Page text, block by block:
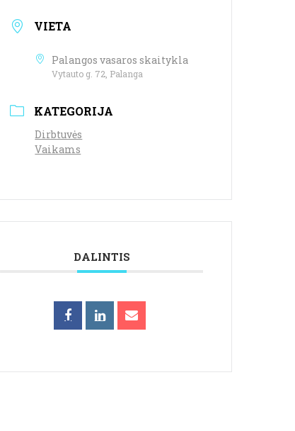
VIETA
Palangos vasaros skaitykla
Vytauto g. 72, Palanga
KATEGORIJA
Dirbtuvės
Vaikams
DALINTIS